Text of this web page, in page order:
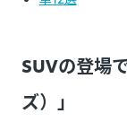
SUVの登場
ズ）」